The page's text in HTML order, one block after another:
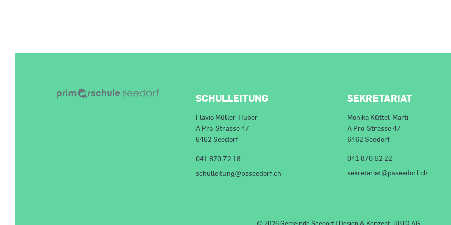
SCHULLEITUNG
Flavio Müller-Huber
A Pro-Strasse 47
6462 Seedorf
041 870 72 18
schulleitung@psseedorf.ch
SEKRETARIAT
Monika Küttel-Marti
A Pro-Strasse 47
6462 Seedorf
041 870 62 22
sekretariat@psseedorf.ch